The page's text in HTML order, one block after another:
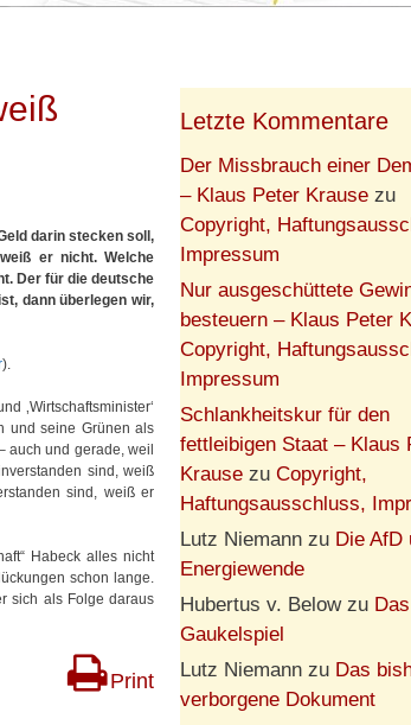
darin stecken soll,
er nicht. Welche
Der für die deutsche
dann überlegen wir,
).
‚Wirtschaftsminister‘
und seine Grünen als
auch und gerade, weil
sind, weiß
sind, weiß er
Habeck alles nicht
schon lange.
sich als Folge daraus
Print
Letzte Kommentare
Der Missbrauch einer
– Klaus Peter Krause zu
Copyright,
Impressum
Nur ausgeschüttete
besteuern – Klaus Peter
Copyright,
Impressum
Schlankheitskur für den
fettleibigen Staat – Klaus
Krause zu Copyright,
Haftungsausschluss,
Lutz Niemann zu Die AfD
Energiewende
Hubertus v. Belowzu Das
Gaukelspiel
Lutz Niemann zu Das
verborgene Dokument